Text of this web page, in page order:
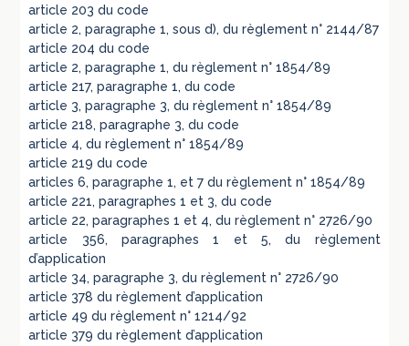
article 203 du code
article 2, paragraphe 1, sous d), du règlement n° 2144/87
article 204 du code
article 2, paragraphe 1, du règlement n° 1854/89
article 217, paragraphe 1, du code
article 3, paragraphe 3, du règlement n° 1854/89
article 218, paragraphe 3, du code
article 4, du règlement n° 1854/89
article 219 du code
articles 6, paragraphe 1, et 7 du règlement n° 1854/89
article 221, paragraphes 1 et 3, du code
article 22, paragraphes 1 et 4, du règlement n° 2726/90
article 356, paragraphes 1 et 5, du règlement
d’application
article 34, paragraphe 3, du règlement n° 2726/90
article 378 du règlement d’application
article 49 du règlement n° 1214/92
article 379 du règlement d’application